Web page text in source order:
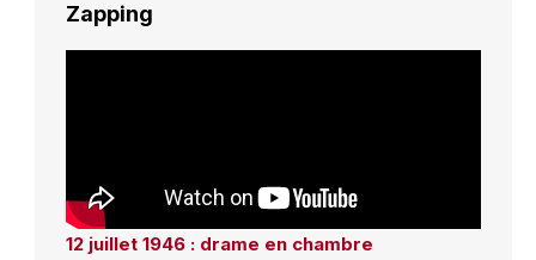
Zapping
12 juillet 1946 : drame en chambre